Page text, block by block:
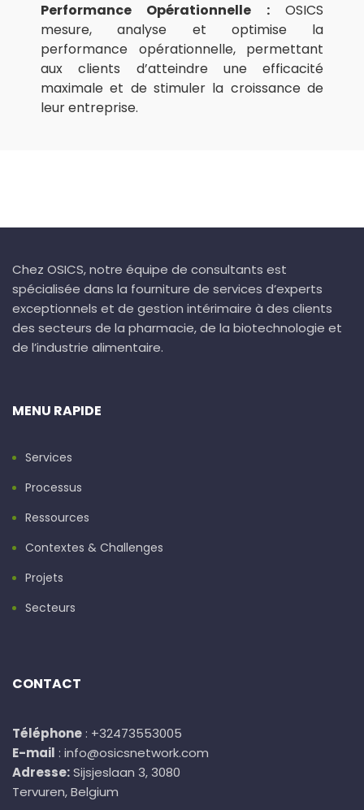
Performance Opérationnelle :OSICS
mesure, analyse et optimise la
performance opérationnelle, permettant
aux clients d’atteindre une efficacité
maximale et de stimuler la croissance de
leur entreprise.
Chez OSICS, notre équipe de consultants est
spécialisée dans la fourniture de services d’experts
exceptionnels et de gestion intérimaire à des clients
des secteurs de la pharmacie, de la biotechnologie et
de l’industrie alimentaire.
MENU RAPIDE
Services
Processus
Ressources
Contextes & Challenges
Projets
Secteurs
CONTACT
Téléphone : +32473553005
E-mail : info@osicsnetwork.com
Adresse:Sijsjeslaan 3, 3080
Tervuren, Belgium